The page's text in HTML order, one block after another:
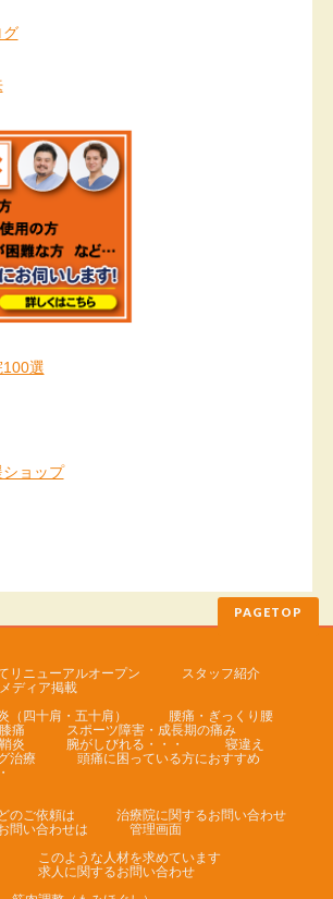
PAGETOP
リニューアルオープン
スタッフ紹介
メディア掲載
（四十肩・五十肩）
腰痛・ぎっくり腰
膝痛
スポーツ障害・成長期の痛み
炎 腕がしびれる・・・
寝違え
治療
頭痛に困っている方におすすめ
のご依頼は
治療院に関するお問い合わせ
問い合わせは
管理画面
このような人材を求めています
求人に関するお問い合わせ